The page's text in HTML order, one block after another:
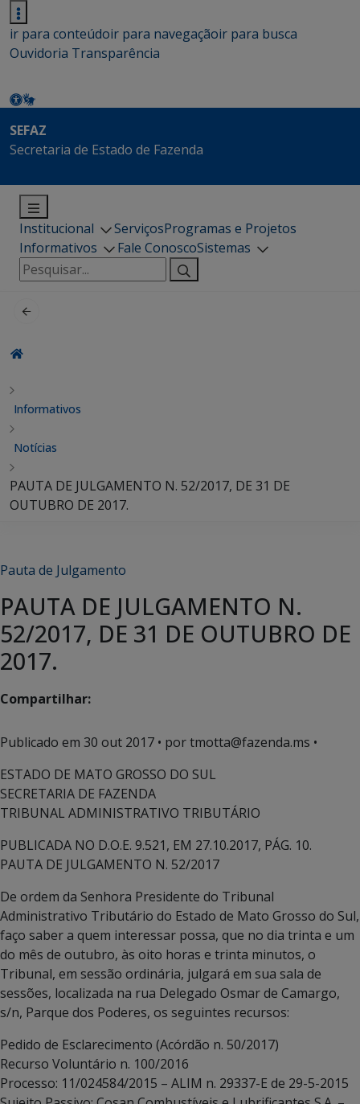
ir para conteúdoir para navegaçãoir para busca
Ouvidoria Transparência
SEFAZ
Secretaria de Estado de Fazenda
Institucional ServiçosProgramas e Projetos
Informativos
Fale ConoscoSistemas
Pesquisar
por:
Informativos
Notícias
PAUTA DE JULGAMENTO N. 52/2017, DE 31 DE
OUTUBRO DE 2017.
Pauta de Julgamento
PAUTA DE JULGAMENTO N.
52/2017, DE 31 DE OUTUBRO DE
2017.
Compartilhar:
Publicado em 30 out 2017 • por tmotta@fazenda.ms •
ESTADO DE MATO GROSSO DO SUL
SECRETARIA DE FAZENDA
TRIBUNAL ADMINISTRATIVO TRIBUTÁRIO
PUBLICADA NO D.O.E. 9.521, EM 27.10.2017, PÁG. 10.
PAUTA DE JULGAMENTO N. 52/2017
De ordem da Senhora Presidente do Tribunal
Administrativo Tributário do Estado de Mato Grosso do Sul,
faço saber a quem interessar possa, que no dia trinta e um
do mês de outubro, às oito horas e trinta minutos, o
Tribunal, em sessão ordinária, julgará em sua sala de
sessões, localizada na rua Delegado Osmar de Camargo,
s/n, Parque dos Poderes, os seguintes recursos:
Pedido de Esclarecimento (Acórdão n. 50/2017)
Recurso Voluntário n. 100/2016
Processo: 11/024584/2015 – ALIM n. 29337-E de 29-5-2015